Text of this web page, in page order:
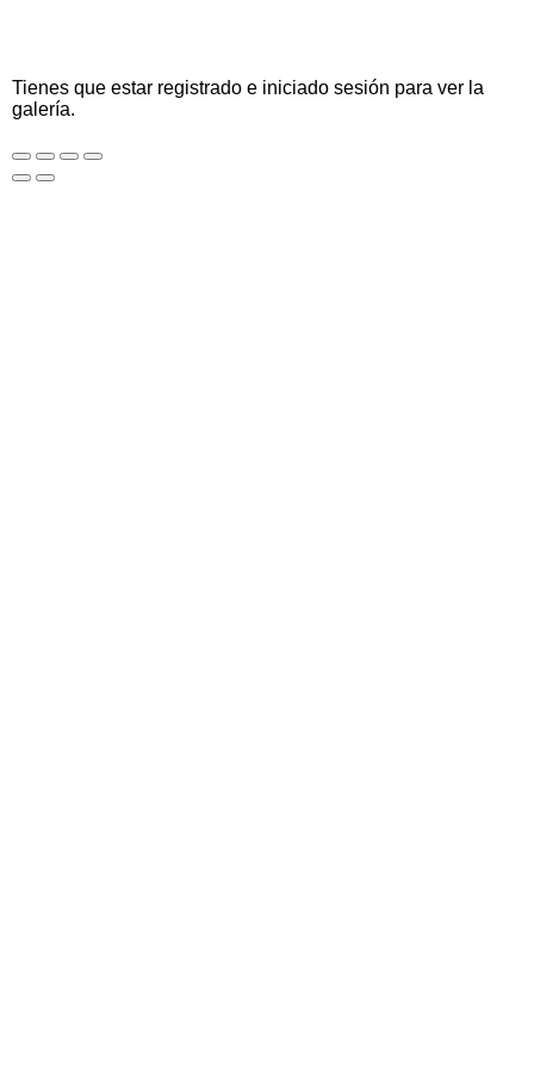
Tienes que estar registrado e iniciado sesión para ver la
galería.